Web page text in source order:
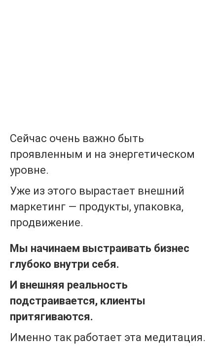
Сейчас очень важно быть
проявленным и на энергетическом
уровне.
Уже из этого вырастает внешний
маркетинг — продукты, упаковка,
продвижение.
Мы начинаем выстраивать бизнес
глубоко внутри себя.
И внешняя реальность
подстраивается, клиенты
притягиваются.
Именно так работает эта медитация.